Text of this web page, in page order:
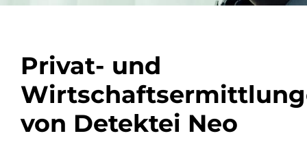
Privat- und
von Detektei Neo